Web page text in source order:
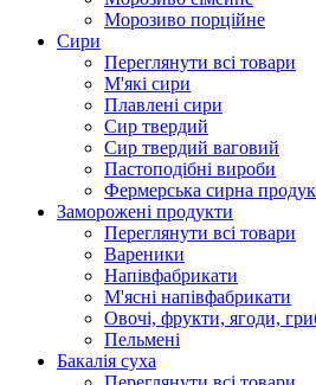
Морозиво порційне
Сири
Переглянути всі товари
М'які сири
Плавлені сири
Сир твердий
Сир твердий ваговий
Пастоподібні вироби
Фермерська сирна
Заморожені продукти
Переглянути всі товари
Вареники
Напівфабрикати
М'ясні напівфабрикати
Овочі, фрукти, ягоди,
Пельмені
Бакалія суха